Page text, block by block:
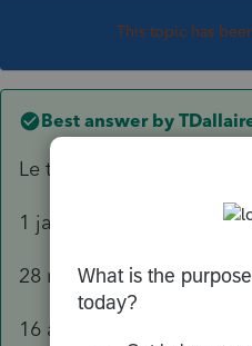
This topic has
Best answer by
Le taux de cotisation
1 janv au 27 mars =
28 mars au 15 août =
16 août au 31 déc. =